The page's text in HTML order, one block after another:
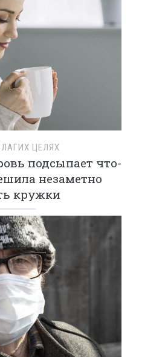
ЦЕЛЯХ
подсыпает что-
незаметно
кружки